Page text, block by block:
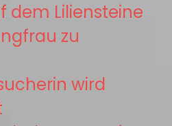
dem Liliensteine
zu
wird